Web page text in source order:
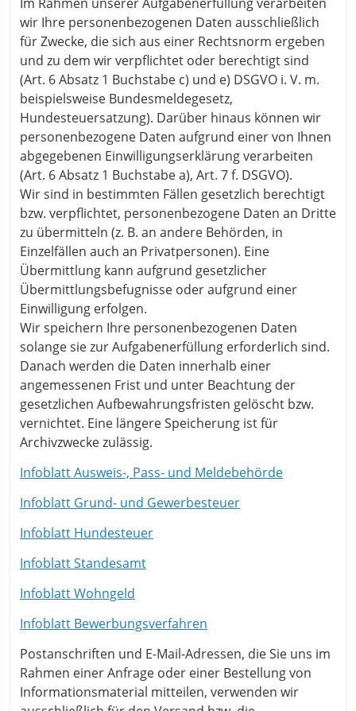
wir Ihre personenbezogenen Daten ausschließlich
für Zwecke, die sich aus einer Rechtsnorm ergeben
und zu dem wir verpflichtet oder berechtigt sind
(Art. 6 Absatz 1 Buchstabe c) und e) DSGVO i. V. m.
beispielsweise Bundesmeldegesetz,
Hundesteuersatzung). Darüber hinaus können wir
personenbezogene Daten aufgrund einer von Ihnen
abgegebenen Einwilligungserklärung verarbeiten
(Art. 6 Absatz 1 Buchstabe a), Art. 7 f. DSGVO).
Wir sind in bestimmten Fällen gesetzlich berechtigt
bzw. verpflichtet, personenbezogene Daten an Dritte
zu übermitteln (z. B. an andere Behörden, in
Einzelfällen auch an Privatpersonen). Eine
Übermittlung kann aufgrund gesetzlicher
Übermittlungsbefugnisse oder aufgrund einer
Einwilligung erfolgen.
Wir speichern Ihre personenbezogenen Daten
solange sie zur Aufgabenerfüllung erforderlich sind.
Danach werden die Daten innerhalb einer
angemessenen Frist und unter Beachtung der
gesetzlichen Aufbewahrungsfristen gelöscht bzw.
vernichtet. Eine längere Speicherung ist für
Archivzwecke zulässig.
Infoblatt Ausweis-, Pass- und Meldebehörde
Infoblatt Grund- und Gewerbesteuer
Infoblatt Hundesteuer
Infoblatt Standesamt
Infoblatt Wohngeld
Infoblatt Bewerbungsverfahren
Postanschriften und E-Mail-Adressen, die Sie uns im
Rahmen einer Anfrage oder einer Bestellung von
Informationsmaterial mitteilen, verwenden wir